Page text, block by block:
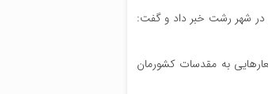
در شهر رشت خبر داد و گفت:
شعار‌هایی به مقدسات کشورمان